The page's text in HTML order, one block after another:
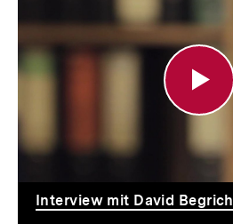
richtigen
Umgang
Rechter
Musik
Interview mit David Begrich